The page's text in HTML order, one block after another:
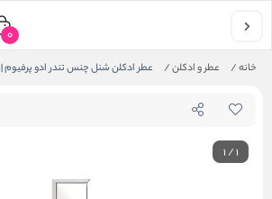
خانه/ عطر و ادکلن/ عطر ادکلن شنل چنس تندر ادو پرفیوم | Chanel Chance Eau Tendre Edp
0
1/1